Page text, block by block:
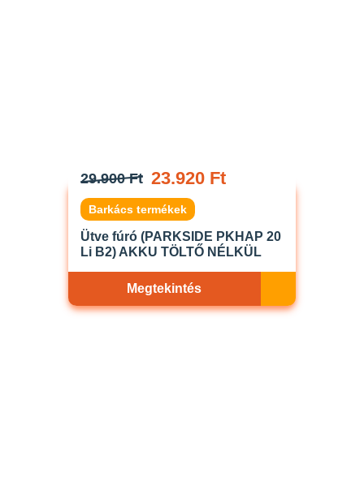
29.900 Ft 23.920 Ft
Barkács termékek
Ütve fúró (PARKSIDE PKHAP 20
Li B2) AKKU TÖLTŐ NÉLKÜL
Megtekintés